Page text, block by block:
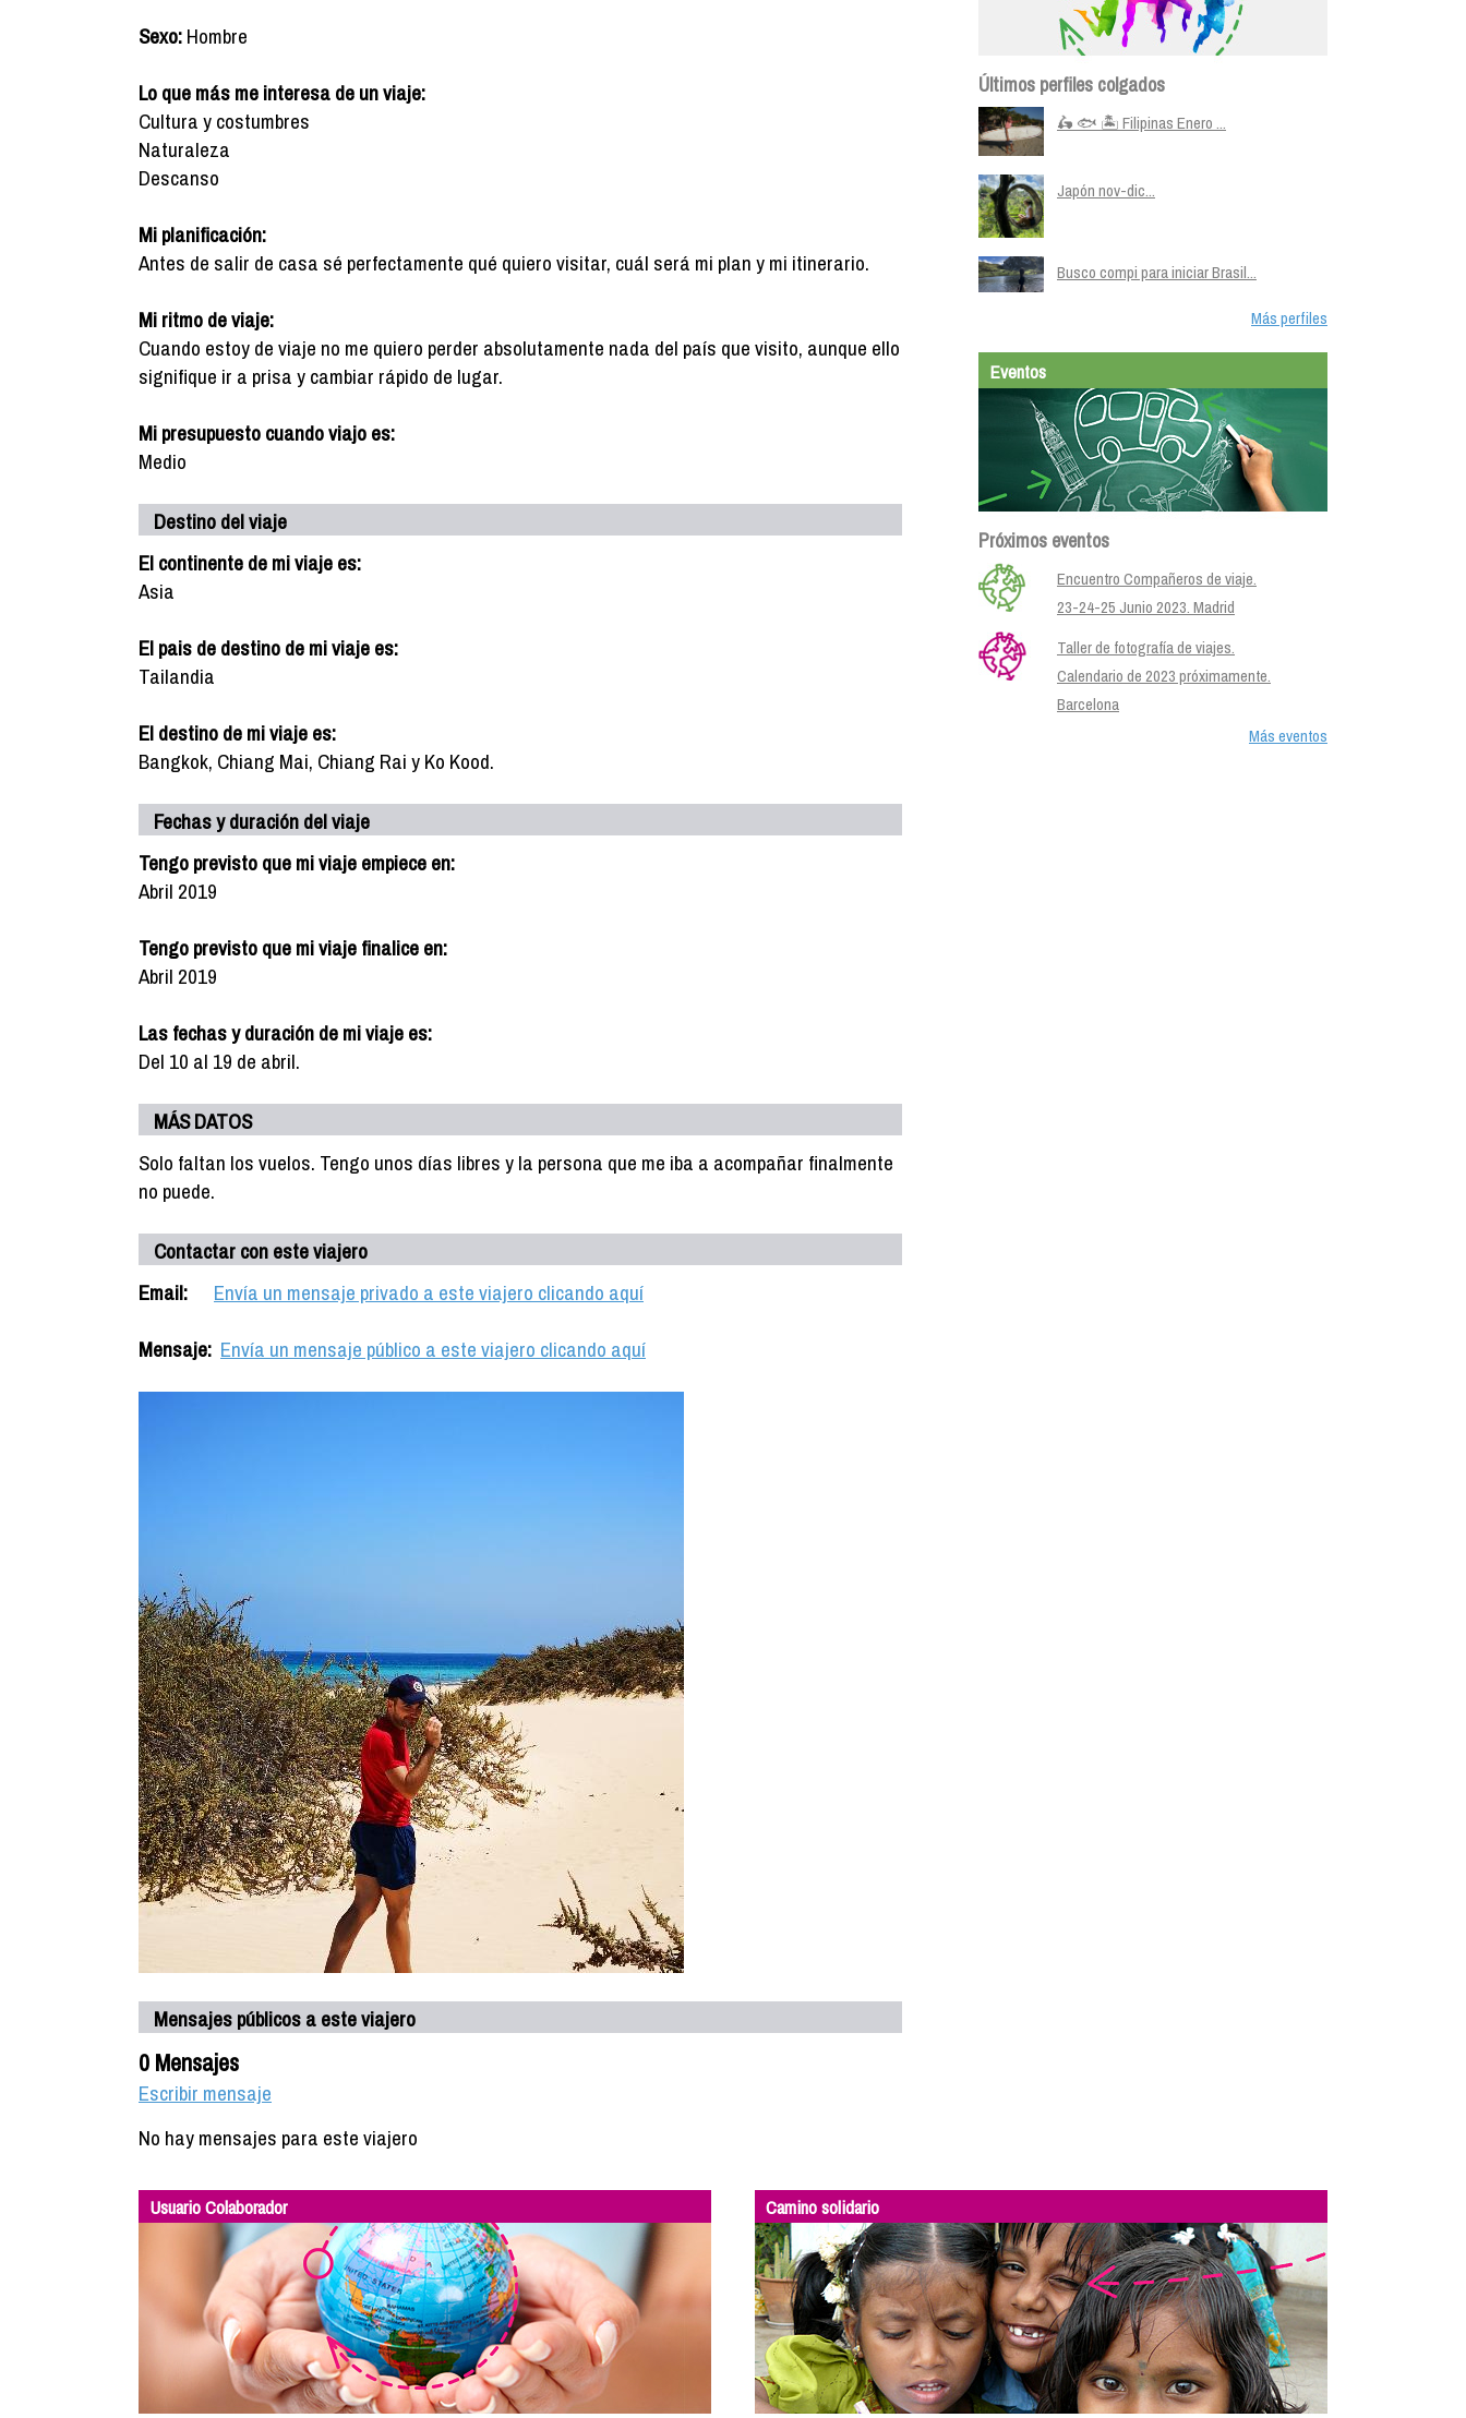
Sexo:Hombre
Lo que más me interesa de un viaje:
Cultura y costumbres
Naturaleza
Descanso
Mi planificación:
Antes de salir de casa sé perfectamente qué quiero visitar, cuál será mi plan y mi itinerario.
Mi ritmo de viaje:
Cuando estoy de viaje no me quiero perder absolutamente nada del país que visito, aunque ello
signifique ir a prisa y cambiar rápido de lugar.
Mi presupuesto cuando viajo es:
Medio
Destino del viaje
El continente de mi viaje es:
Asia
El pais de destino de mi viaje es:
Tailandia
El destino de mi viaje es:
Bangkok, Chiang Mai, Chiang Rai y Ko Kood.
Fechas y duración del viaje
Tengo previsto que mi viaje empiece en:
Abril 2019
Tengo previsto que mi viaje finalice en:
Abril 2019
Las fechas y duración de mi viaje es:
Del 10 al 19 de abril.
MÁS DATOS
Solo faltan los vuelos. Tengo unos días libres y la persona que me iba a acompañar finalmente
no puede.
Contactar con este viajero
Email:
Envía un mensaje privado a este viajero clicando aquí
Mensaje: Envía un mensaje público a este viajero clicando aquí
Mensajes públicos a este viajero
0 Mensajes
Escribir mensaje
No hay mensajes para este viajero
Últimos perfiles colgados
🛵 🐟 🏝️ Filipinas Enero ...
Japón nov-dic...
Busco compi para iniciar Brasil...
Más perfiles
Eventos
Próximos eventos
Encuentro Compañeros de viaje.
23-24-25 Junio 2023. Madrid
Taller de fotografía de viajes.
Calendario de 2023 próximamente.
Barcelona
Más eventos
Usuario Colaborador Camino solidario